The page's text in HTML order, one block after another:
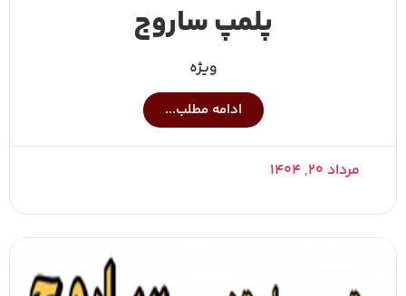
پلمپ ساروج
ویژه
ادامه مطلب...
مرداد ۲۰, ۱۴۰۴